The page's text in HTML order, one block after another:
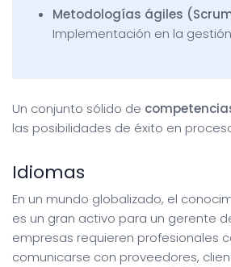
Metodologías ágiles
Implementación en la
Un conjunto sólido de
las posibilidades de éxito en
Idiomas
En un mundo globalizado, el
es un gran activo para un gerente
empresas requieren profesionales
comunicarse con proveedores,